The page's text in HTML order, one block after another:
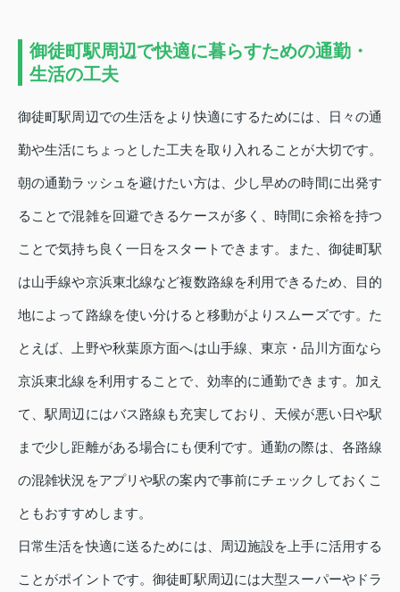
御徒町駅周辺で快適に暮らすための通勤・
生活の工夫
御徒町駅周辺での生活をより快適にするためには、日々の通
勤や生活にちょっとした工夫を取り入れることが大切です。
朝の通勤ラッシュを避けたい方は、少し早めの時間に出発す
ることで混雑を回避できるケースが多く、時間に余裕を持つ
ことで気持ち良く一日をスタートできます。また、御徒町駅
は山手線や京浜東北線など複数路線を利用できるため、目的
地によって路線を使い分けると移動がよりスムーズです。た
とえば、上野や秋葉原方面へは山手線、東京・品川方面なら
京浜東北線を利用することで、効率的に通勤できます。加え
て、駅周辺にはバス路線も充実しており、天候が悪い日や駅
まで少し距離がある場合にも便利です。通勤の際は、各路線
の混雑状況をアプリや駅の案内で事前にチェックしておくこ
ともおすすめします。
日常生活を快適に送るためには、周辺施設を上手に活用する
ことがポイントです。御徒町駅周辺には大型スーパーやドラ